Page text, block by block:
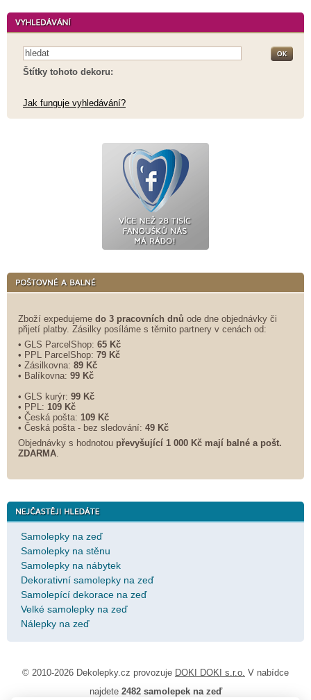
Štítky tohoto dekoru:
Jak funguje vyhledávání?
Zboží expedujeme do 3 pracovních dnů ode dne objednávky či
přijetí platby. Zásilky posíláme s těmito partnery v cenách od:
• GLS ParcelShop: 65 Kč
• PPL ParcelShop: 79 Kč
• Zásilkovna: 89 Kč
• Balíkovna: 99 Kč
• GLS kurýr: 99 Kč
• PPL: 109 Kč
• Česká pošta: 109 Kč
• Česká pošta - bez sledování: 49 Kč
Objednávky s hodnotou převyšující 1 000 Kč mají balné a pošt.
ZDARMA.
Samolepky na zeď
Samolepky na stěnu
Samolepky na nábytek
Dekorativní samolepky na zeď
Samolepící dekorace na zeď
Velké samolepky na zeď
Nálepky na zeď
© 2010-2026 Dekolepky.cz provozuje DOKI DOKI s.r.o. V nabídce
najdete 2482 samolepek na zeď